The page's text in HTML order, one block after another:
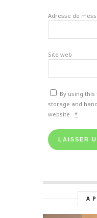
Adresse de
Site web
By using
storage and
website.
*
A